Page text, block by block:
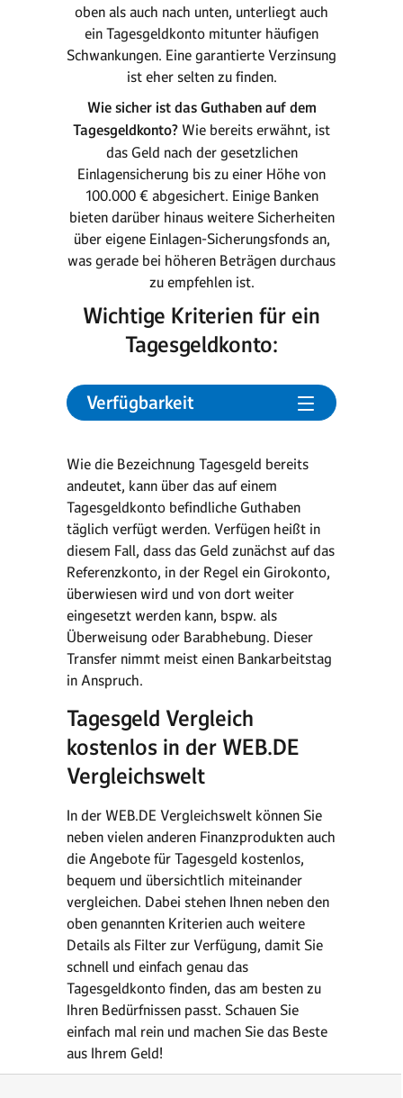
oben als auch nach unten, unterliegt auch
ein Tagesgeldkonto mitunter häufigen
Schwankungen. Eine garantierte Verzinsung
ist eher selten zu finden.
Wie sicher ist das Guthaben auf dem
Tagesgeldkonto? Wie bereits erwähnt, ist
das Geld nach der gesetzlichen
Einlagensicherung bis zu einer Höhe von
100.000 € abgesichert. Einige Banken
bieten darüber hinaus weitere Sicherheiten
über eigene Einlagen-Sicherungsfonds an,
was gerade bei höheren Beträgen durchaus
zu empfehlen ist.
Wichtige Kriterien für ein
Tagesgeldkonto:
Verfügbarkeit
Wie die Bezeichnung Tagesgeld bereits
andeutet, kann über das auf einem
Tagesgeldkonto befindliche Guthaben
täglich verfügt werden. Verfügen heißt in
diesem Fall, dass das Geld zunächst auf das
Referenzkonto, in der Regel ein Girokonto,
überwiesen wird und von dort weiter
eingesetzt werden kann, bspw. als
Überweisung oder Barabhebung. Dieser
Transfer nimmt meist einen Bankarbeitstag
in Anspruch.
Tagesgeld Vergleich
kostenlos in der WEB.DE
Vergleichswelt
In der WEB.DE Vergleichswelt können Sie
neben vielen anderen Finanzprodukten auch
die Angebote für Tagesgeld kostenlos,
bequem und übersichtlich miteinander
vergleichen. Dabei stehen Ihnen neben den
oben genannten Kriterien auch weitere
Details als Filter zur Verfügung, damit Sie
schnell und einfach genau das
Tagesgeldkonto finden, das am besten zu
Ihren Bedürfnissen passt. Schauen Sie
einfach mal rein und machen Sie das Beste
aus Ihrem Geld!